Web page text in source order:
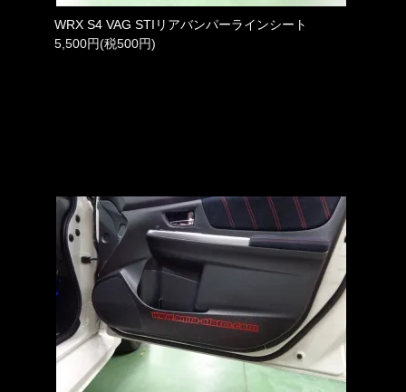
WRX S4 VAG STIリアバンパーラインシート
5,500円(税500円)